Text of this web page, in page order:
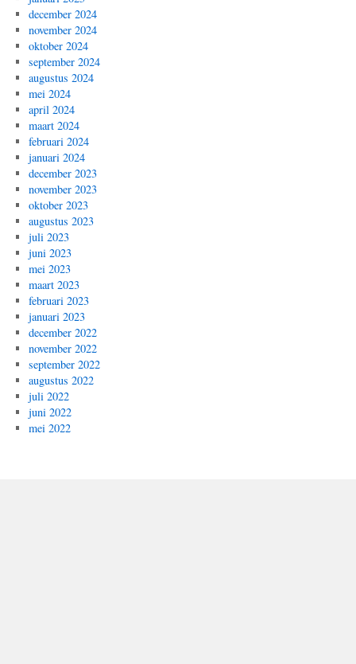
december 2024
november 2024
oktober 2024
september 2024
augustus 2024
mei 2024
april 2024
maart 2024
februari 2024
januari 2024
december 2023
november 2023
oktober 2023
augustus 2023
juli 2023
juni 2023
mei 2023
maart 2023
februari 2023
januari 2023
december 2022
november 2022
september 2022
augustus 2022
juli 2022
juni 2022
mei 2022